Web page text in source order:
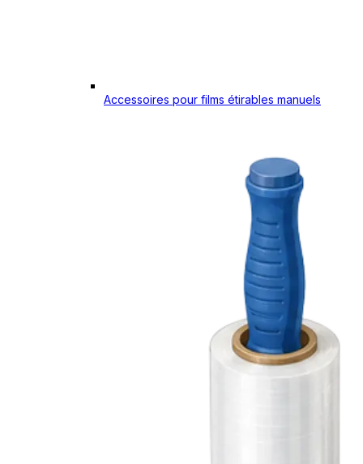
Accessoires pour films étirables manuels